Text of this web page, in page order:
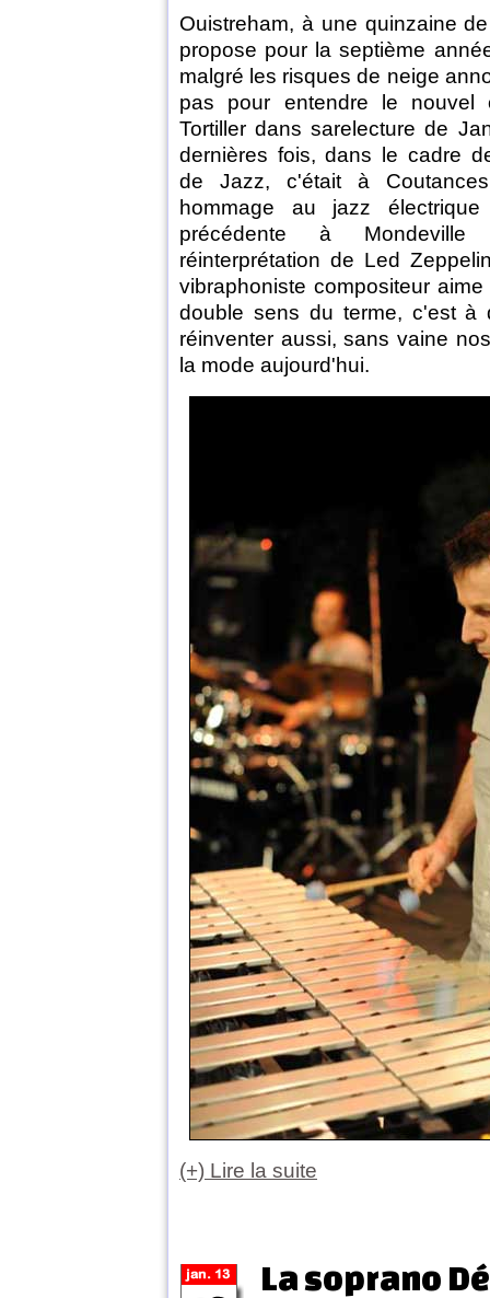
Ouistreham, à une quinzaine
propose pour la septième
malgré les risques de neige
pas pour entendre le nouvel
Tortiller dans sarelecture de
dernières fois, dans le cadre
de Jazz, c'était à
hommage au jazz
précédente à
réinterprétation de Led
vibraphoniste compositeur
double sens du terme, c'est à
réinventer aussi, sans vaine
la mode aujourd'hui.
(+) Lire la suite
La soprano